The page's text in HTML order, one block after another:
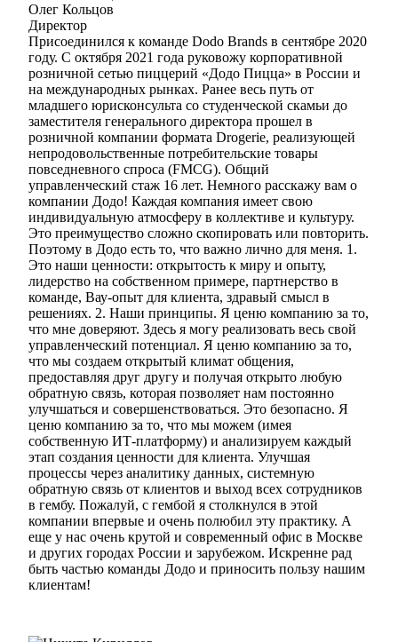
Олег Кольцов
Директор
Присоединился к команде Dodo Brands в сентябре 2020
году. С октября 2021 года руковожу корпоративной
розничной сетью пиццерий «Додо Пицца» в России и
на международных рынках. Ранее весь путь от
младшего юрисконсульта со студенческой скамьи до
заместителя генерального директора прошел в
розничной компании формата Drogerie, реализующей
непродовольственные потребительские товары
повседневного спроса (FMCG). Общий
управленческий стаж 16 лет. Немного расскажу вам о
компании Додо! Каждая компания имеет свою
индивидуальную атмосферу в коллективе и культуру.
Это преимущество сложно скопировать или повторить.
Поэтому в Додо есть то, что важно лично для меня. 1.
Это наши ценности: открытость к миру и опыту,
лидерство на собственном примере, партнерство в
команде, Вау-опыт для клиента, здравый смысл в
решениях. 2. Наши принципы. Я ценю компанию за то,
что мне доверяют. Здесь я могу реализовать весь свой
управленческий потенциал. Я ценю компанию за то,
что мы создаем открытый климат общения,
предоставляя друг другу и получая открыто любую
обратную связь, которая позволяет нам постоянно
улучшаться и совершенствоваться. Это безопасно. Я
ценю компанию за то, что мы можем (имея
собственную ИТ-платформу) и анализируем каждый
этап создания ценности для клиента. Улучшая
процессы через аналитику данных, системную
обратную связь от клиентов и выход всех сотрудников
в гембу. Пожалуй, с гембой я столкнулся в этой
компании впервые и очень полюбил эту практику. А
еще у нас очень крутой и современный офис в Москве
и других городах России и зарубежом. Искренне рад
быть частью команды Додо и приносить пользу нашим
клиентам!